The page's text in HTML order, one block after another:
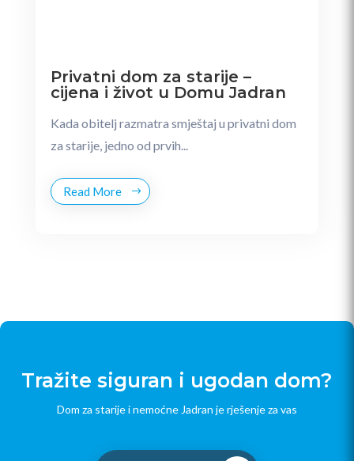
Privatni dom za starije –
cijena i život u Domu Jadran
Kada obitelj razmatra smještaj u privatni dom
za starije, jedno od prvih...
Read More
Tražite siguran i ugodan dom?
Dom za starije i nemoćne Jadran je rješenje za vas